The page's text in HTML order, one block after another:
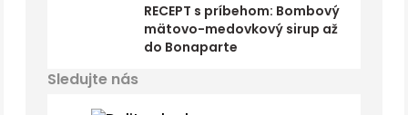
RECEPT s príbehom: Bombový
mätovo-medovkový sirup až
do Bonaparte
Sledujte nás